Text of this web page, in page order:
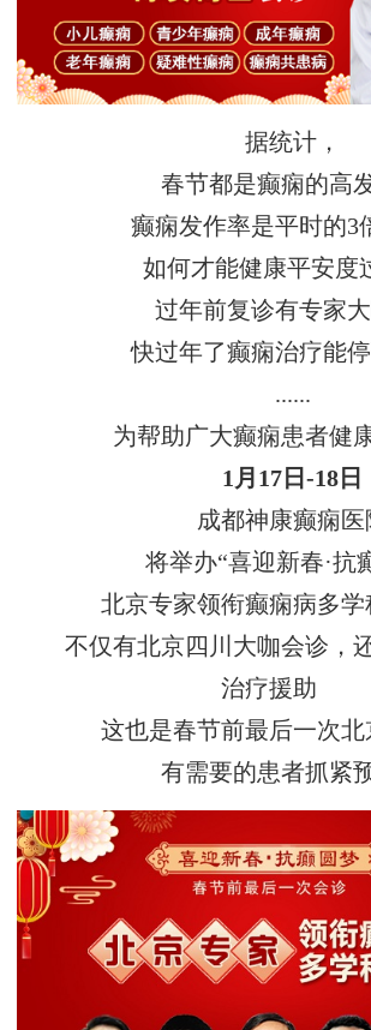
据统计，
春节都是癫痫的高
癫痫发作率是平时的3
如何才能健康平安度
过年前复诊有专家
快过年了癫痫治疗能
......
为帮助广大癫痫患者健
1月17日-18日
成都神康癫痫医
将举办“喜迎新春·抗
北京专家领衔癫痫病多
不仅有北京四川大咖会诊，
治疗援助
这也是春节前最后一次
有需要的患者抓紧